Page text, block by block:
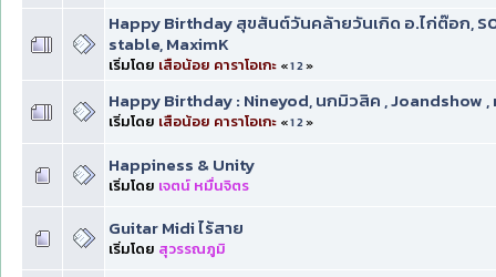
Happy Birthday สุขสันต์วันคล้ายวันเกิด อ.ไก่ต๊อก,
stable, MaximK
เริ่มโดย เสือน้อย คาราโอเกะ «12»
Happy Birthday : Nineyod, นกมิวสิค , Joandshow
เริ่มโดย เสือน้อย คาราโอเกะ «12»
Happiness & Unity
เริ่มโดย เจตน์ หมื่นจิตร
Guitar Midi ไร้สาย
เริ่มโดย สุวรรณภูมิ